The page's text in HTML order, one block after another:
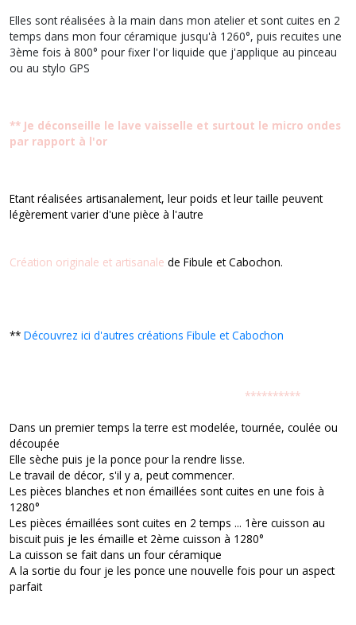
Elles sont réalisées à la main dans mon atelier et sont cuites en 2
temps dans mon four céramique jusqu'à 1260°, puis recuites une
3ème fois à 800° pour fixer l'or liquide que j'applique au pinceau
ou au stylo GPS
** Je déconseille le lave vaisselle et surtout le micro ondes
par rapport à l'or
Etant réalisées artisanalement, leur poids et leur taille peuvent
légèrement varier d'une pièce à l'autre
Création originale et artisanale de Fibule et Cabochon.
** Découvrez ici d'autres créations Fibule et Cabochon
**********
Dans un premier temps la terre est modelée, tournée, coulée ou
découpée
Elle sèche puis je la ponce pour la rendre lisse.
Le travail de décor, s'il y a, peut commencer.
Les pièces blanches et non émaillées sont cuites en une fois à
1280°
Les pièces émaillées sont cuites en 2 temps ... 1ère cuisson au
biscuit puis je les émaille et 2ème cuisson à 1280°
La cuisson se fait dans un four céramique
A la sortie du four je les ponce une nouvelle fois pour un aspect
parfait